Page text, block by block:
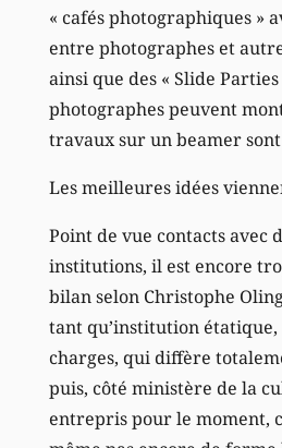
« cafés photographiques »
entre photographes et
ainsi que des « Slide Parties
photographes peuvent
travaux sur un beamer
Les meilleures idées
Point de vue contacts avec
institutions, il est encore
bilan selon Christophe
tant qu’institution étatique,
charges, qui diffère
puis, côté ministère de la
entrepris pour le moment,